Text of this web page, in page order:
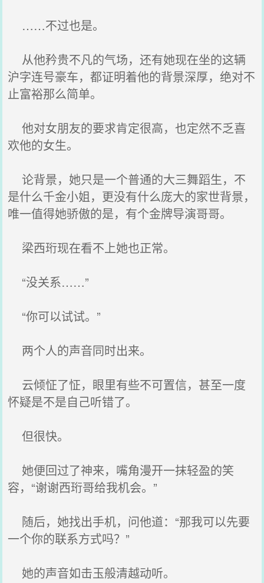
……不过也是。
从他矜贵不凡的气场，还有她现在坐的这辆
沪字连号豪车，都证明着他的背景深厚，绝对不
止富裕那么简单。
他对女朋友的要求肯定很高，也定然不乏喜
欢他的女生。
论背景，她只是一个普通的大三舞蹈生，不
是什么千金小姐，更没有什么庞大的家世背景，
唯一值得她骄傲的是，有个金牌导演哥哥。
梁西珩现在看不上她也正常。
“没关系……”
“你可以试试。”
两个人的声音同时出来。
云倾怔了怔，眼里有些不可置信，甚至一度
怀疑是不是自己听错了。
但很快。
她便回过了神来，嘴角漫开一抹轻盈的笑
容，“谢谢西珩哥给我机会。”
随后，她找出手机，问他道：“那我可以先要
一个你的联系方式吗？”
她的声音如击玉般清越动听。